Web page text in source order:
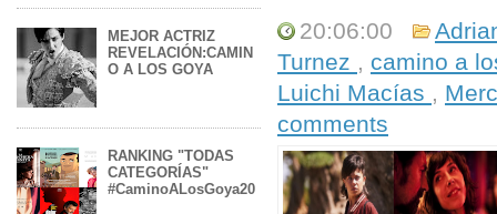
MEJOR ACTRIZ
REVELACIÓN:CAMIN
O A LOS GOYA
RANKING "TODAS
CATEGORÍAS"
#CaminoALosGoya20
20:06:00
Turnez , camino a
Luichi Macías ,
comments